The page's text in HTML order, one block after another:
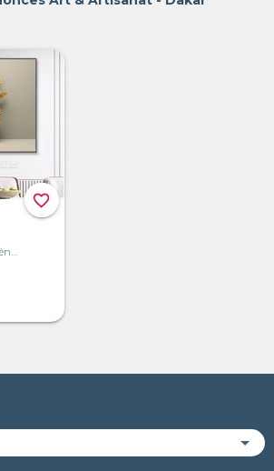
favorite_border
Cambérène, Dakar, Sénégal